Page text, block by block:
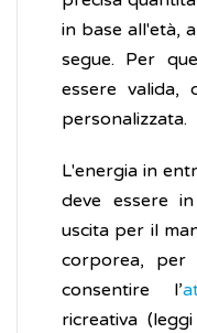
in base all'età,
segue. Per
essere valida,
personalizzata.
L'energia in
deve essere
uscita per il
corporea,
consentire l’
ricreativa